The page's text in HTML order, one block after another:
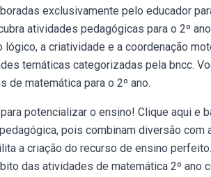
exclusivamente pelo educador
atividades pedagógicas para o 2º
a criatividade e a coordenação
temáticas categorizadas pela bncc.
de matemática para o 2º ano.
potencializar o ensino! Clique aqui e
pois combinam diversão com
a criação do recurso de ensino
das atividades de matemática 2º